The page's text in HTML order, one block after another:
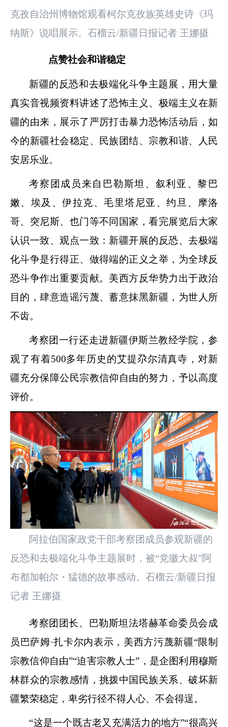
克孜自治州博物馆观看柯尔克孜族英雄史诗《玛
纳斯》说唱展示。石榴云/新疆日报记者 王娜摄
点赞社会和谐稳定
新疆的反恐和去极端化斗争主题展，用大量
真实音视频资料讲述了恐怖主义、极端主义在新
疆的由来，展示了严厉打击暴力恐怖活动后，如
今的新疆社会稳定、民族团结、宗教和谐、人民
安居乐业。
考察团成员来自巴勒斯坦、叙利亚、黎巴
嫩、埃及、伊拉克、毛里塔尼亚、约旦、摩洛
哥、突尼斯、也门等不同国家，看完展览后大家
认识一致、观点一致：新疆开展的反恐、去极端
化斗争是行得正、做得端的正义之举，为全球反
恐斗争作出重要贡献。美西方反华势力出于政治
目的，肆意造谣污蔑、蓄意抹黑新疆，为世人所
不齿。
考察团一行还走进新疆伊斯兰教经学院，参
观了有着500多年历史的艾提尕尔清真寺，对新
疆充分保障公民宗教信仰自由的努力，予以高度
评价。
阿拉伯国家政党干部考察团成员参观新疆的
反恐和去极端化斗争主题展时，被“党徽大叔”阿
布都加帕尔・猛德的故事感动。石榴云/新疆日报
记者 王娜摄
考察团团长、巴勒斯坦法塔赫革命委员会成
员巴萨姆·扎卡尔内表示，美西方污蔑新疆“限制
宗教信仰自由”“迫害宗教人士”，是企图利用穆斯
林群众的宗教感情，挑拨中国民族关系、破坏新
疆繁荣稳定，卑劣行径不得人心、不会得逞。
“这是一个既古老又充满活力的地方”“很高兴